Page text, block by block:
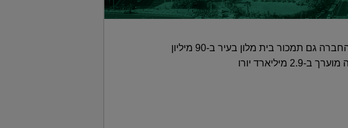
חברת ההשקעות ויוויון תרכוש את בתי המלון סנדרסון וסנט מרטינס ליין שבלונדון ■ החברה גם תמכור בית מלון בעיר ב-90 מיליון